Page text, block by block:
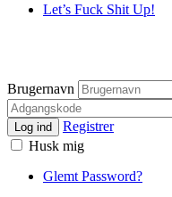
Let’s Fuck Shit Up!
Brugernavn
Log ind
Registrer
Husk mig
Glemt Password?